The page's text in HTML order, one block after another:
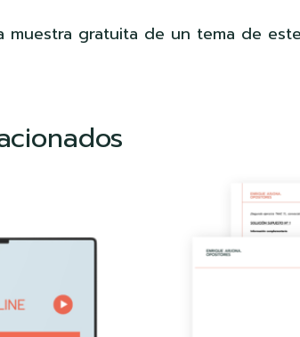
muestra gratuita de un tema de